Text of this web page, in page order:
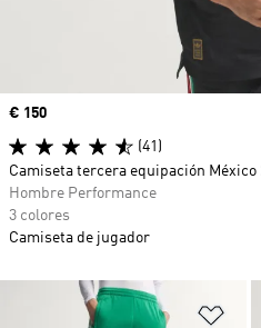
Precio
€ 150
(41)
Camiseta tercera equipación México
Hombre Performance
3 colores
Camiseta de jugador